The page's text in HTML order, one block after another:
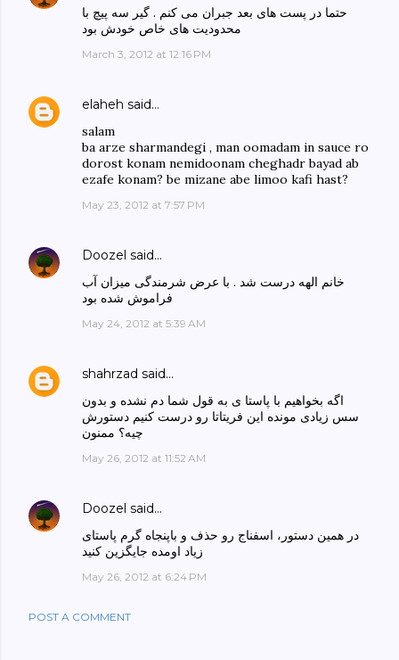
حتما در پست های بعد جبران می کنم . گیر سه پیچ با
محدودیت های خاص خودش بود
March 3, 2012 at 12:16 PM
elaheh said…
salam
ba arze sharmandegi , man oomadam in sauce ro
dorost konam nemidoonam cheghadr bayad ab
ezafe konam? be mizane abe limoo kafi hast?
May 23, 2012 at 7:57 PM
Doozel said…
خانم الهه درست شد . با عرض شرمندگی میزان آب
فراموش شده بود
May 24, 2012 at 5:39 AM
shahrzad said…
اگه بخواهیم با پاستا ی به قول شما دم نشده و بدون
سس زیادی مونده این فریتاتا رو درست کنیم دستورش
چیه؟ ممنون
May 26, 2012 at 11:52 AM
Doozel said…
در همین دستور، اسفناج رو حذف و باپنجاه گرم پاستای
زیاد اومده جایگزین کنید
May 26, 2012 at 6:24 PM
POST A COMMENT